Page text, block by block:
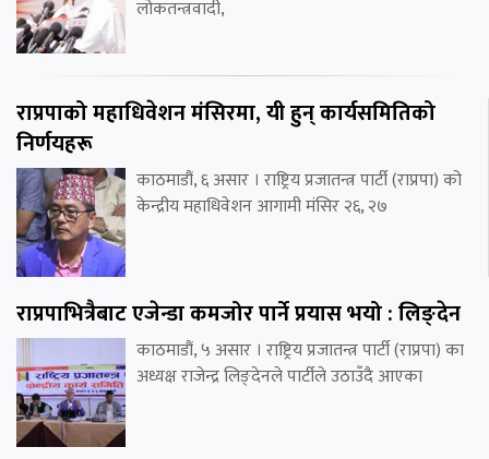
लोकतन्त्रवादी,
राप्रपाको महाधिवेशन मंसिरमा, यी हुन् कार्यसमितिको
निर्णयहरू
काठमाडौं, ६ असार । राष्ट्रिय प्रजातन्त्र पार्टी (राप्रपा) को
केन्द्रीय महाधिवेशन आगामी मंसिर २६, २७
राप्रपाभित्रैबाट एजेन्डा कमजोर पार्ने प्रयास भयो : लिङ्देन
काठमाडौं, ५ असार । राष्ट्रिय प्रजातन्त्र पार्टी (राप्रपा) का
अध्यक्ष राजेन्द्र लिङ्देनले पार्टीले उठाउँदै आएका